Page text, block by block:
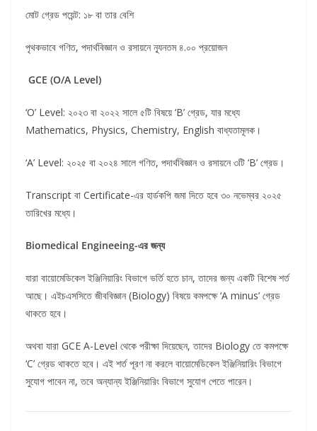
মোট গ্রেড পয়েন্ট: ১৮ বা তার বেশি
পৃথকভাবে গণিত, পদার্থবিজ্ঞান ও রসায়নে ন্যূনতম ৪.০০ প্রয়োজন
GCE (O/A Level)
‘O’ Level: ২০২৩ বা ২০২২ সালে ৫টি বিষয়ে ‘B’ গ্রেড, যার মধ্যে
Mathematics, Physics, Chemistry, English বাধ্যতামূলক।
‘A’ Level: ২০২৫ বা ২০২৪ সালে গণিত, পদার্থবিজ্ঞান ও রসায়নে ৩টি ‘B’ গ্রেড।
Transcript বা Certificate-এর হার্ডকপি জমা দিতে হবে ৩০ নভেম্বর ২০২৫
তারিখের মধ্যে।
Biomedical Engineeing-এর জন্য
যারা বায়োমেডিকেল ইঞ্জিনিয়ারিং বিভাগে ভর্তি হতে চান, তাদের জন্য একটি বিশেষ শর্ত
আছে। এইচএসসিতে জীববিজ্ঞান (Biology) বিষয়ে কমপক্ষে ‘A minus’ গ্রেড
থাকতে হবে।
অথবা যারা GCE A-Level থেকে পরীক্ষা দিয়েছেন, তাদের Biology তে কমপক্ষে
‘C’ গ্রেড থাকতে হবে। এই শর্ত পূরণ না করলে বায়োমেডিকেল ইঞ্জিনিয়ারিং বিভাগে
সুযোগ পাবেন না, তবে অন্যান্য ইঞ্জিনিয়ারিং বিভাগে সুযোগ পেতে পারেন।